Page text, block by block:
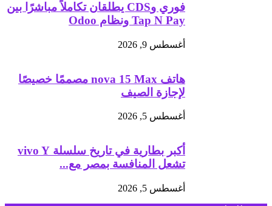
فوري وCDS يطلقان تكاملاً مباشرًا بين
Tap N Pay ونظام Odoo
أغسطس 9, 2026
هاتف nova 15 Max مصممًا خصيصًا
لإجازة الصيف
أغسطس 5, 2026
أكبر بطارية في تاريخ سلسلة vivo Y
تشعل المنافسة بمصر مع...
أغسطس 5, 2026